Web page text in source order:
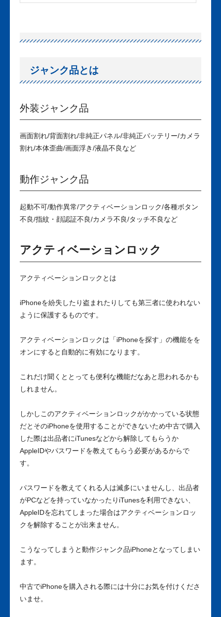
ジャンク品とは
外装ジャンク品
画面割れ/背面割れ/非純正パネル/非純正バッテリー/カメラ
割れ/本体歪曲/画面浮き/液晶不良など
動作ジャンク品
起動不可/動作異常/アクティベーションロック/各種ボタン
不良/指紋・顔認証不良/カメラ不良/タッチ不良など
アクティベーションロック
アクティベーションロックとは
iPhoneを紛失したり盗まれたりしても第三者に使われない
ように保護するものです。
アクティベーションロックは「iPhoneを探す」の機能をを
オンにすると自動的に有効になります。
これだけ聞くととっても便利な機能だなあと思われるかも
しれません。
しかしこのアクティベーションロックがかかっている状態
だとそのiPhoneを使用することができないため中古で購入
した際は出品者にiTunesなどから解除してもらうか
AppleIDやパスワードを教えてもらう必要があるからで
す。
パスワードを教えてくれる人は滅多にいませんし、出品者
がPCなどを持っていなかったりiTunesを利用できない、
AppleIDを忘れてしまった場合はアクティベーションロッ
クを解除することが出来ません。
こうなってしまうと動作ジャンク品iPhoneとなってしまい
ます。
中古でiPhoneを購入される際には十分にお気を付けくださ
いませ。